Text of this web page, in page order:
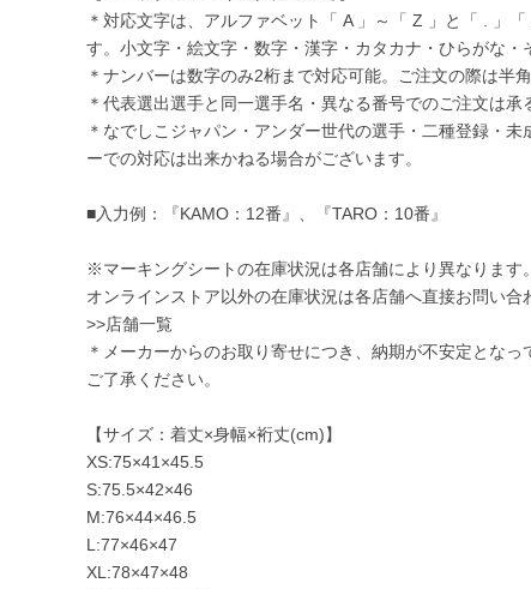
＊対応文字は、アルファベット「 A 」～「 Z 」と「 . 」
す。小文字・絵文字・数字・漢字・カタカナ・ひらがな・
＊ナンバーは数字のみ2桁まで対応可能。ご注文の際は半
＊代表選出選手と同一選手名・異なる番号でのご注文は
＊なでしこジャパン・アンダー世代の選手・二種登録・
ーでの対応は出来かねる場合がございます。
■入力例：『KAMO：12番』、『TARO：10番』
※マーキングシートの在庫状況は各店舗により異なります。
オンラインストア以外の在庫状況は各店舗へ直接お問い合
>>店舗一覧
＊メーカーからのお取り寄せにつき、納期が不安定とな
ご了承ください。
【サイズ：着丈×身幅×裄丈(cm)】
XS:75×41×45.5
S:75.5×42×46
M:76×44×46.5
L:77×46×47
XL:78×47×48